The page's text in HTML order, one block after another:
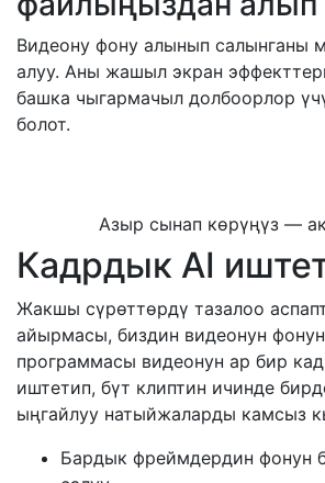
Видеону фону алынып салынганы
алуу. Аны жашыл экран
башка чыгармачыл долбоорлор
болот.
Азыр сынап көрүңүз —
Кадрдык AI
Жакшы сүрөттөрдү тазалоо
айырмасы, биздин видеонун
программасы видеонун ар бир
иштетип, бүт клиптин ичинде
ыңгайлуу натыйжаларды камсыз
Бардык фреймдердин фонун